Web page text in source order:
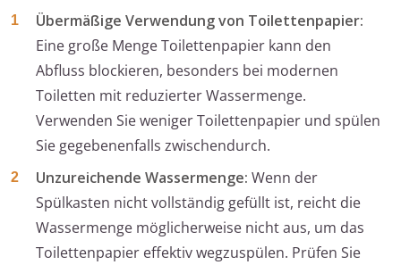
Übermäßige Verwendung von Toilettenpapier:
Eine große Menge Toilettenpapier kann den
Abfluss blockieren, besonders bei modernen
Toiletten mit reduzierter Wassermenge.
Verwenden Sie weniger Toilettenpapier und spülen
Sie gegebenenfalls zwischendurch.
Unzureichende Wassermenge: Wenn der
Spülkasten nicht vollständig gefüllt ist, reicht die
Wassermenge möglicherweise nicht aus, um das
Toilettenpapier effektiv wegzuspülen. Prüfen Sie